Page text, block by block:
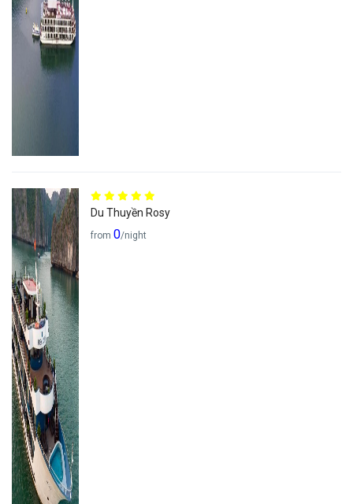
Du Thuyền Rosy
from 0/night